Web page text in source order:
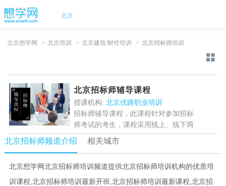
北京
北京想学网 > 北京培训 > 北京建筑/财经培训 > 北京招标师培训
北京招标师辅导课程
授课机构: 北京优路职业培训
招标师辅导课程，此课程针对参加招标
师考试的考生，课程采用线上、线下两
种方式教学辅导，主要针对教材精讲、
权威冲刺、实战密训等辅导，短时间内
北京招标师频道介绍 相关城市
北京想学网北京招标师培训频道提供北京招标师培训机构的优质培
训课程,北京招标师培训最新开班,北京招标师培训最新课程,北京招